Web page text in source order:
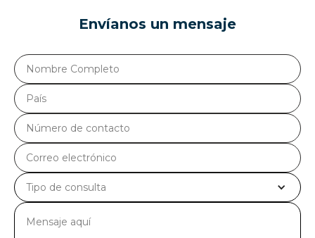
Abrir en WazeAbrir en Google Maps
+502 2311-9807
Abrir en Waze
+503 2209-6700
+503 7255-1237
Abrir en WazeAbrir en Google Maps
Envíanos un mensaje
Tipo de consulta